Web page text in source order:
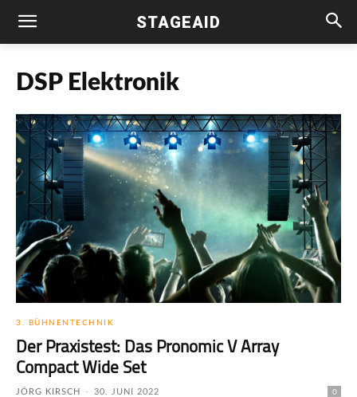
STAGEAID
DSP Elektronik
3. BÜHNENTECHNIK
Der Praxistest: Das Pronomic V Array
Compact Wide Set
JÖRG KIRSCH - 30. JUNI 2022 0